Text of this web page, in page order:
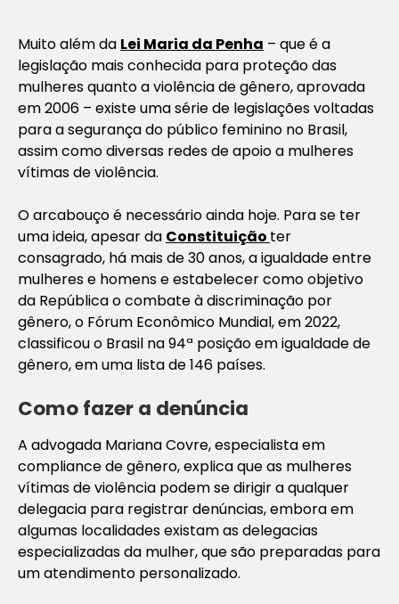
Muito além da Lei Maria da Penha – que é a
legislação mais conhecida para proteção das
mulheres quanto a violência de gênero, aprovada
em 2006 – existe uma série de legislações voltadas
para a segurança do público feminino no Brasil,
assim como diversas redes de apoio a mulheres
vítimas de violência.
O arcabouço é necessário ainda hoje. Para se ter
uma ideia, apesar da Constituição ter
consagrado, há mais de 30 anos, a igualdade entre
mulheres e homens e estabelecer como objetivo
da República o combate à discriminação por
gênero, o Fórum Econômico Mundial, em 2022,
classificou o Brasil na 94ª posição em igualdade de
gênero, em uma lista de 146 países.
Como fazer a denúncia
A advogada Mariana Covre, especialista em
compliance de gênero, explica que as mulheres
vítimas de violência podem se dirigir a qualquer
delegacia para registrar denúncias, embora em
algumas localidades existam as delegacias
especializadas da mulher, que são preparadas para
um atendimento personalizado.